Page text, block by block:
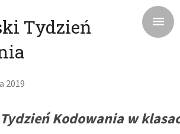
Tydzień
2019
Kodowania w